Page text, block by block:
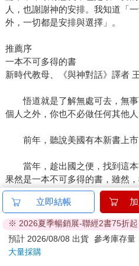
人，也謝謝神的安排。我知道「
外，一切都是安排與選擇」。
推薦序
一本不可多得的書
新時代教母、《與神對話》譯者
悟道就是了解無處可去，無事
個人之外，你也不必做任何其他人
前年，聽說美國有本新書上市
當年，趁出國之便，找到這本
果然是一本不可多得的書，雖然
過「賽斯震撼」之後，我選書的
某家理論。
法下斷語說是或非。因為，就如
所造，皆為神的一部分，並且也
立即結帳
※ 2026夏季暢銷展-聯經2書75折起
預計 2026/08/08 出貨 參考庫存
大量採購